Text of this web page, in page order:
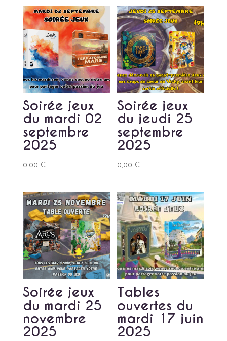
Soirée jeux
du mardi 02
septembre
2025
0,00 €
Soirée jeux
du jeudi 25
septembre
2025
0,00€
Soirée jeux
du mardi 25
novembre
2025
Tables
ouvertes du
mardi 17 juin
2025